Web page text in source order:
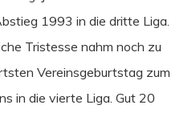
1993 in die dritte Liga.
Tristesse nahm noch zu
Vereinsgeburtstag zum
in die vierte Liga. Gut 20